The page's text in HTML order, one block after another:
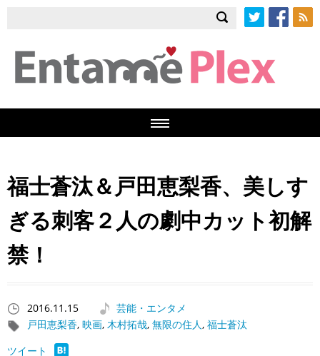
福士蒼汰＆戸田恵梨香、美しす
ぎる刺客２人の劇中カット初解
禁！
2016.11.15
芸能・エンタメ
戸田恵梨香, 映画, 木村拓哉, 無限の住人, 福士蒼汰
ツイート